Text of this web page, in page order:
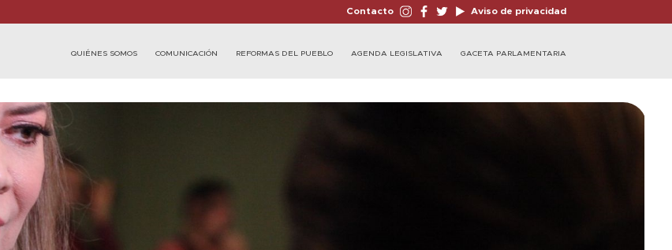
Contacto Aviso de privacidad
QUIÉNES SOMOS COMUNICACIÓN REFORMAS DEL PUEBLO AGENDA LEGISLATIVA GACETA PARLAMENTARIA